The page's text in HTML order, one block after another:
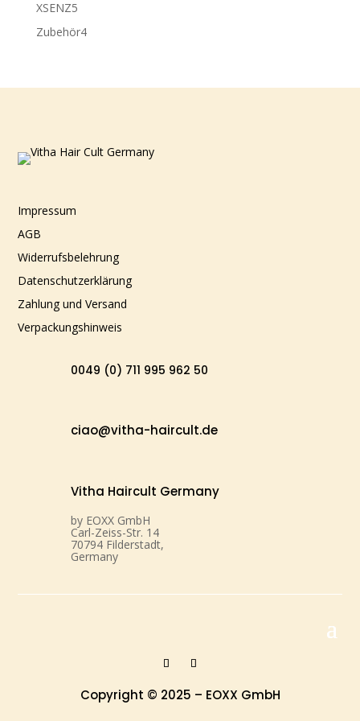
XSENZ55
Produkte
Zubehör44
Impressum
AGB
Widerrufsbelehrung
Datenschutzerklärung
Zahlung und Versand
Verpackungshinweis
0049 (0) 711 995 962 50
ciao@vitha-haircult.de
Vitha Haircult Germany
by EOXX GmbH
Carl-Zeiss-Str. 14
70794 Filderstadt,
Germany
Copyright © 2025 – EOXX GmbH